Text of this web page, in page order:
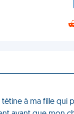
à ma fille qui